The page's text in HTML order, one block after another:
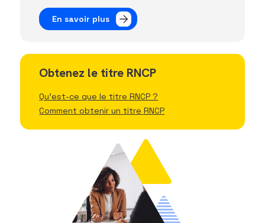
En savoir plus
Obtenez le titre RNCP
Qu'est-ce que le titre RNCP ?
Comment obtenir un titre RNCP